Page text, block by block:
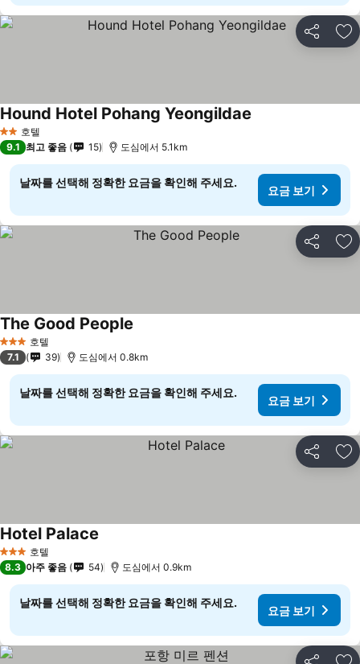
공유 즐
2 성급호텔
Hound Hotel Pohang Yeongildae
9.1 최고 좋음 15 도심에서 5.1km
날짜를 선택해 정확한 요금을 확인해 주세요.
요금 보기
공유 즐
3 성급 호텔
The Good People
7.1 39 도심에서 0.8km
날짜를 선택해 정확한 요금을 확인해 주세요.
요금 보기
공유 즐
3 성급 호텔
Hotel Palace
8.3 아주 좋음 54 도심에서 0.9km
날짜를 선택해 정확한 요금을 확인해 주세요.
요금 보기